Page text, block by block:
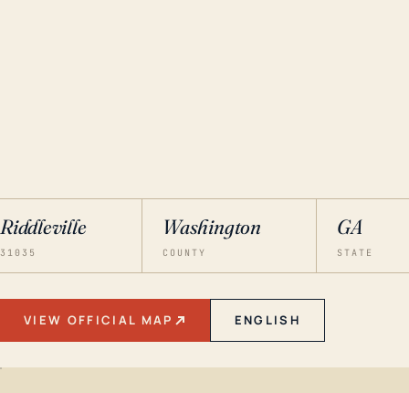
Riddleville
31035
Washington
COUNTY
GA
STATE
VIEW OFFICIAL MAP ENGLISH